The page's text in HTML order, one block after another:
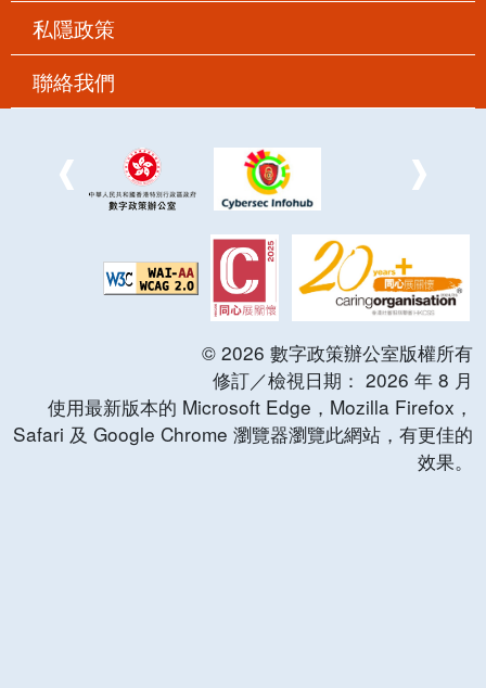
私隱政策
聯絡我們
© 2026 數字政策辦公室版權所有
修訂／檢視日期： 2026 年 8 月
使用最新版本的 Microsoft Edge，Mozilla Firefox，
Safari 及 Google Chrome 瀏覽器瀏覽此網站，有更佳的
效果。